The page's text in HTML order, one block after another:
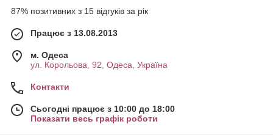
87% позитивних з 15 відгуків за рік
Працює з 13.08.2013
м. Одеса
ул. Корольова, 92, Одеса, Україна
Контакти
Сьогодні працює з 10:00 до 18:00
Показати весь графік роботи